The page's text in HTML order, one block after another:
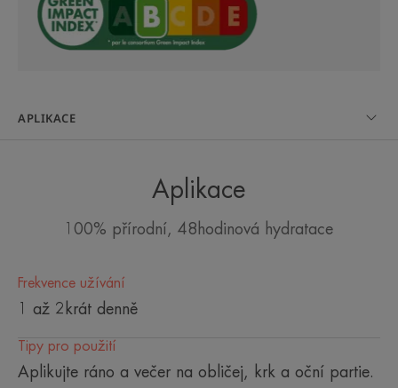
Avene, 100% přírodního původu,
vhodný pro všechny typy normální
Benefity
• Intenzivně hydratuje po dobu 48 hodin*,
• Podporuje přirozenou hydrataci pokožky
a obnovuje její komfort. Zachovává přirozenou
APLIKACE
Aplikace
100% přírodní, 48hodinová hydratace
Frekvence užívání
1 až 2krát denně
Tipy pro použití
Aplikujte ráno a večer na obličej, krk a oční partie.